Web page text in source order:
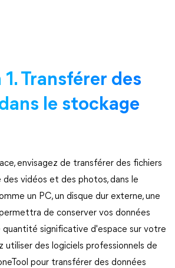
Transférer des
le stockage
envisagez de transférer des fichiers
des vidéos et des photos, dans le
un PC, un disque dur externe, une
de conserver vos données
significative d'espace sur votre
utiliser des logiciels professionnels de
pour transférer des données